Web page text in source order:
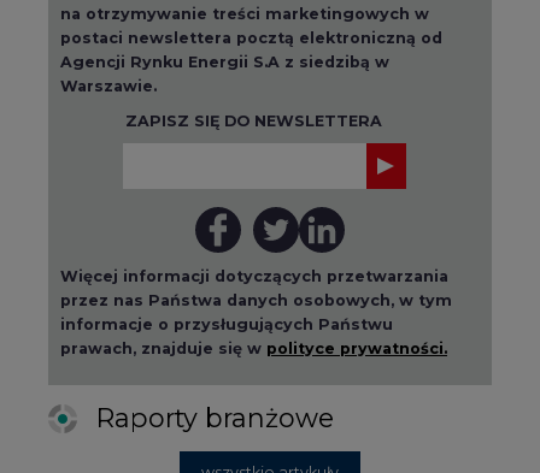
na otrzymywanie treści marketingowych w
postaci newslettera pocztą elektroniczną od
Agencji Rynku Energii S.A z siedzibą w
Warszawie.
ZAPISZ SIĘ DO NEWSLETTERA
Więcej informacji dotyczących przetwarzania
przez nas Państwa danych osobowych, w tym
informacje o przysługujących Państwu
prawach, znajduje się w polityce prywatności.
Raporty branżowe